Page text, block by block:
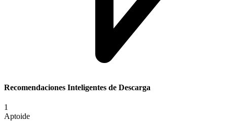
Recomendaciones Inteligentes de Descarga
1
Aptoide